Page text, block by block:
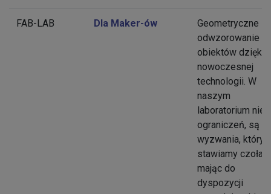
FAB-LAB Dla Maker-ów
Geometryczne
odwzorowanie
obiektów dzięki
nowoczesnej
technologii. W
naszym
laboratorium nie
ograniczeń, są
wyzwania,
stawiamy czoła,
mając do
dyspozycji